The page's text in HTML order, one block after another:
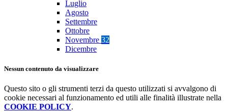
Luglio
Agosto
Settembre
Ottobre
Novembre 32
Dicembre
Nessun contenuto da visualizzare
Questo sito o gli strumenti terzi da questo utilizzati si avvalgono di
cookie necessari al funzionamento ed utili alle finalità illustrate nella
COOKIE POLICY.